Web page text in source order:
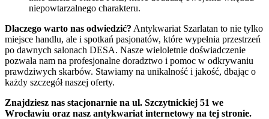
niepowtarzalnego charakteru.
Dlaczego warto nas odwiedzić? Antykwariat Szarlatan to nie tylko
miejsce handlu, ale i spotkań pasjonatów, które wypełnia przestrzeń
po dawnych salonach DESA. Nasze wieloletnie doświadczenie
pozwala nam na profesjonalne doradztwo i pomoc w odkrywaniu
prawdziwych skarbów. Stawiamy na unikalność i jakość, dbając o
każdy szczegół naszej oferty.
Znajdziesz nas stacjonarnie na ul. Szczytnickiej 51 we
Wrocławiu oraz nasz antykwariat internetowy na tej stronie.